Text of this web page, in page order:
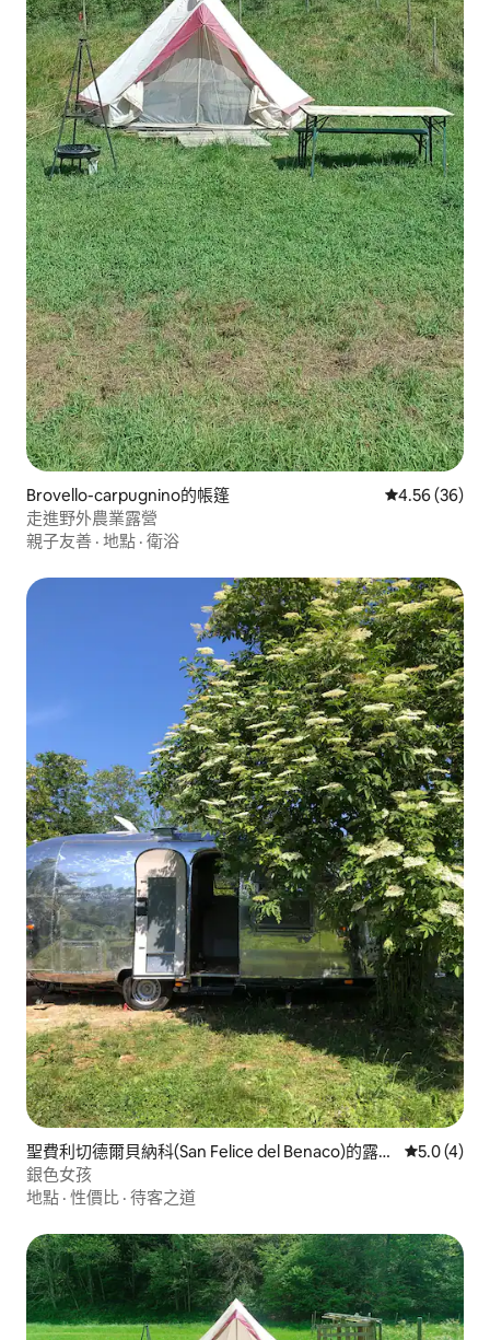
Brovello-carpugnino的帳篷 從 36 則評價
4.56 (36)
走進野外農業露營
親子友善 · 地點 · 衛浴
聖費利切德爾貝納科(San Felice del Benaco)的露營
車／休旅車
從 4 則評
5.0 (4)
銀色女孩
地點 · 性價比 · 待客之道